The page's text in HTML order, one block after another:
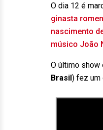
O dia 12 é
ginasta
nascimento
músico João
O último show
Brasil) fez um